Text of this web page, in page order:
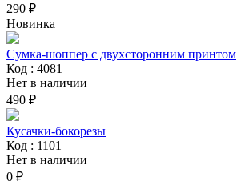
290 ₽
Новинка
Сумка-шоппер с двухсторонним принтом
Код : 4081
Нет в наличии
490 ₽
Кусачки-бокорезы
Код : 1101
Нет в наличии
0 ₽